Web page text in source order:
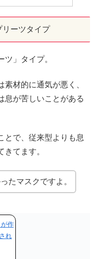
リーツタイプ
」タイプ。
材的に通気が悪く、
息が苦しいことがある
とで、従来型よりも息
てます。
たマスクですよ。